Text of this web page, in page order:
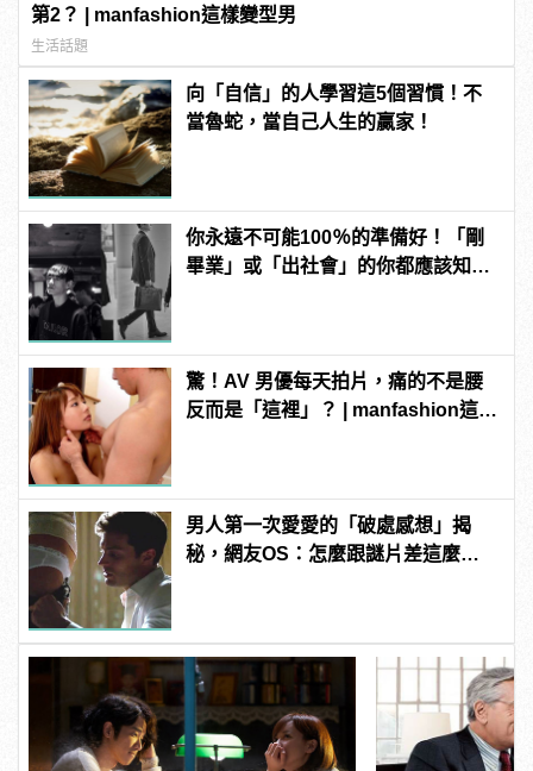
第2？ | manfashion這樣變型男
生活話題
向「自信」的人學習這5個習慣！不
當魯蛇，當自己人生的贏家！
你永遠不可能100％的準備好！「剛
畢業」或「出社會」的你都應該知道
驚！AV 男優每天拍片，痛的不是腰
反而是「這裡」？ | manfashion這樣
男人第一次愛愛的「破處感想」揭
秘，網友OS：怎麼跟謎片差這麼